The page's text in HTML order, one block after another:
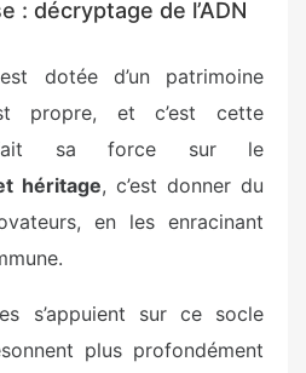
: décryptage de l’ADN
dotée d’un patrimoine
propre, et c’est cette
fait sa force sur le
héritage, c’est donner du
en les enracinant
s’appuient sur ce socle
plus profondément